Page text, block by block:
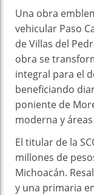
Una obra
vehicular Paso
de Villas del
obra se
integral para el
beneficiando
poniente de
moderna y
El titular de la
millones de
Michoacán.
y una primaria